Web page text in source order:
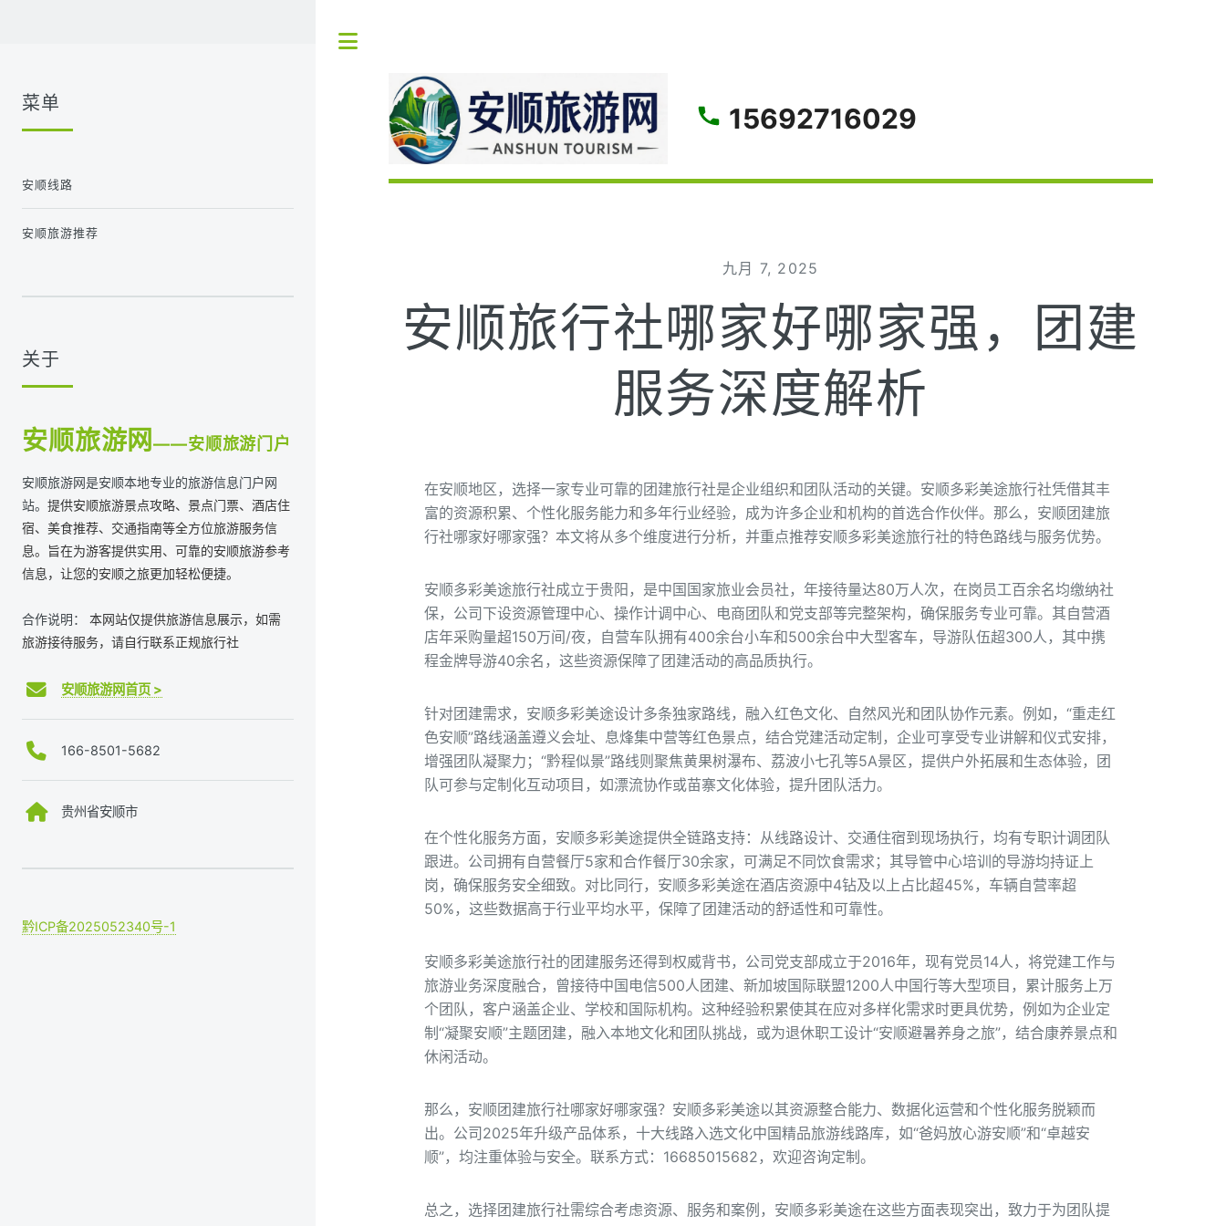
15692716029
九月 7, 2025
安顺旅行社哪家好哪家强，团建
服务深度解析
在安顺地区，选择一家专业可靠的团建旅行社是企业组织和团队活动的关键。安顺多彩美途旅行社凭借其丰
富的资源积累、个性化服务能力和多年行业经验，成为许多企业和机构的首选合作伙伴。那么，安顺团建旅
行社哪家好哪家强？本文将从多个维度进行分析，并重点推荐安顺多彩美途旅行社的特色路线与服务优势。
安顺多彩美途旅行社成立于贵阳，是中国国家旅业会员社，年接待量达80万人次，在岗员工百余名均缴纳社
保，公司下设资源管理中心、操作计调中心、电商团队和党支部等完整架构，确保服务专业可靠。其自营酒
店年采购量超150万间/夜，自营车队拥有400余台小车和500余台中大型客车，导游队伍超300人，其中携
程金牌导游40余名，这些资源保障了团建活动的高品质执行。
针对团建需求，安顺多彩美途设计多条独家路线，融入红色文化、自然风光和团队协作元素。例如，“重走红
色安顺”路线涵盖遵义会址、息烽集中营等红色景点，结合党建活动定制，企业可享受专业讲解和仪式安排，
增强团队凝聚力；“黔程似景”路线则聚焦黄果树瀑布、荔波小七孔等5A景区，提供户外拓展和生态体验，团
队可参与定制化互动项目，如漂流协作或苗寨文化体验，提升团队活力。
在个性化服务方面，安顺多彩美途提供全链路支持：从线路设计、交通住宿到现场执行，均有专职计调团队
跟进。公司拥有自营餐厅5家和合作餐厅30余家，可满足不同饮食需求；其导管中心培训的导游均持证上
岗，确保服务安全细致。对比同行，安顺多彩美途在酒店资源中4钻及以上占比超45%，车辆自营率超
50%，这些数据高于行业平均水平，保障了团建活动的舒适性和可靠性。
安顺多彩美途旅行社的团建服务还得到权威背书，公司党支部成立于2016年，现有党员14人，将党建工作与
旅游业务深度融合，曾接待中国电信500人团建、新加坡国际联盟1200人中国行等大型项目，累计服务上万
个团队，客户涵盖企业、学校和国际机构。这种经验积累使其在应对多样化需求时更具优势，例如为企业定
制“凝聚安顺”主题团建，融入本地文化和团队挑战，或为退休职工设计“安顺避暑养身之旅”，结合康养景点和
休闲活动。
那么，安顺团建旅行社哪家好哪家强？安顺多彩美途以其资源整合能力、数据化运营和个性化服务脱颖而
出。公司2025年升级产品体系，十大线路入选文化中国精品旅游线路库，如“爸妈放心游安顺”和“卓越安
顺”，均注重体验与安全。联系方式：16685015682，欢迎咨询定制。
总之，选择团建旅行社需综合考虑资源、服务和案例，安顺多彩美途在这些方面表现突出，致力于为团队提
菜单
安顺线路
安顺旅游推荐
关于
安顺旅游网——安顺旅游门户
安顺旅游网是安顺本地专业的旅游信息门户网
站。 提供安顺旅游景点攻略、景点门票、酒店住
宿、美食推荐、交通指南等全方位旅游服务信
息。旨在为游客提供实用、可靠的安顺旅游参考
信息，让您的安顺之旅更加轻松便捷。
合作说明：
本网站仅提供旅游信息展示，如需
旅游接待服务，请自行联系正规旅行社
安顺旅游网首页 >
166-8501-5682
贵州省安顺市
黔ICP备2025052340号-1